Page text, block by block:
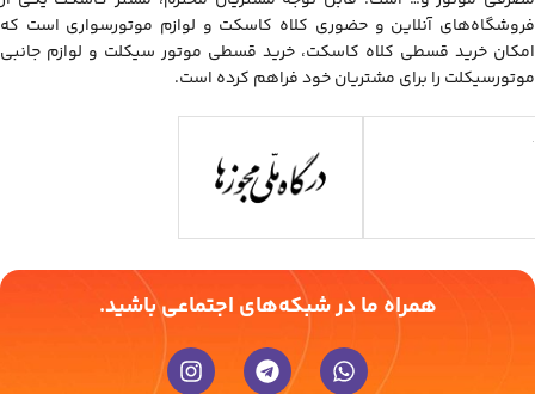
فروشگاه‌های آنلاین و حضوری کلاه کاسکت و لوازم موتورسواری است که
امکان خرید قسطی کلاه کاسکت، خرید قسطی موتور سیکلت و لوازم جانبی
موتورسیکلت را برای مشتریان خود فراهم کرده است.
همراه ما در شبکه‌های اجتماعی باشید.